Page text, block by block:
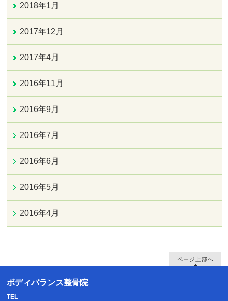
2018年1月
2017年12月
2017年4月
2016年11月
2016年9月
2016年7月
2016年6月
2016年5月
2016年4月
ページ上部へ
ボディバランス整骨院
TEL